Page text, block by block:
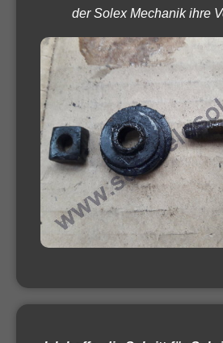
der Solex Mechanik ihre